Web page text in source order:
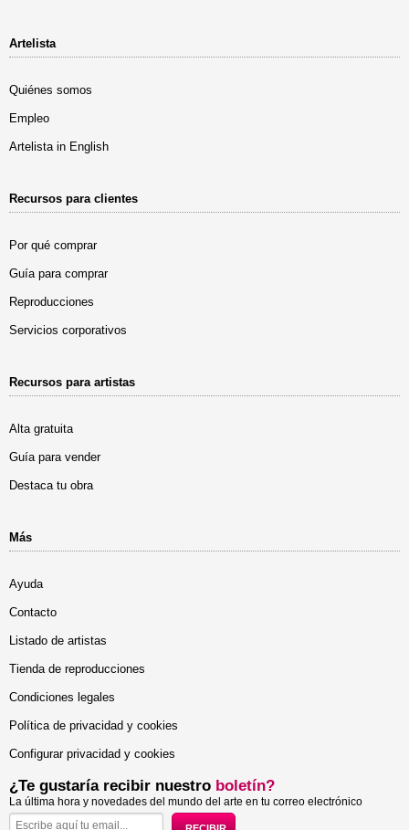
Artelista
Quiénes somos
Empleo
Artelista in English
Recursos para clientes
Por qué comprar
Guía para comprar
Reproducciones
Servicios corporativos
Recursos para artistas
Alta gratuita
Guía para vender
Destaca tu obra
Más
Ayuda
Contacto
Listado de artistas
Tienda de reproducciones
Condiciones legales
Política de privacidad y cookies
Configurar privacidad y cookies
¿Te gustaría recibir nuestro boletín?
La última hora y novedades del mundo del arte en tu correo electrónico